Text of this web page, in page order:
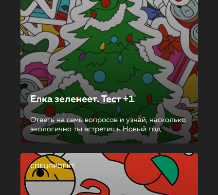
Елка зеленеет. Тест +1
Ответь на семь вопросов и узнай, насколько
экологично ты встретишь Новый год
СПЕЦПРОЕКТ